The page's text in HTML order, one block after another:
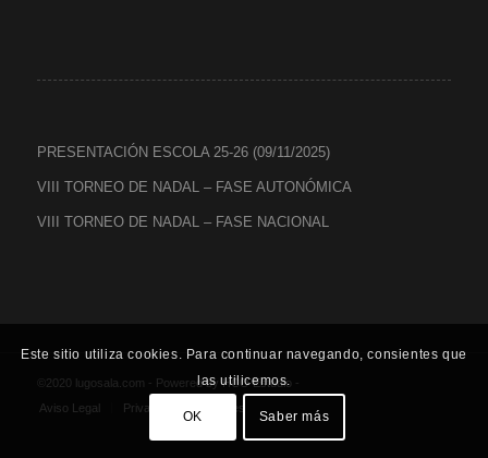
PRESENTACIÓN ESCOLA 25-26 (09/11/2025)
VIII TORNEO DE NADAL – FASE AUTONÓMICA
VIII TORNEO DE NADAL – FASE NACIONAL
©2020 lugosala.com - Powered byHCO Estudio -
Aviso Legal
Privacidad Cookies
Este sitio utiliza cookies. Para continuar navegando, consientes que
las utilicemos.
OK Saber más